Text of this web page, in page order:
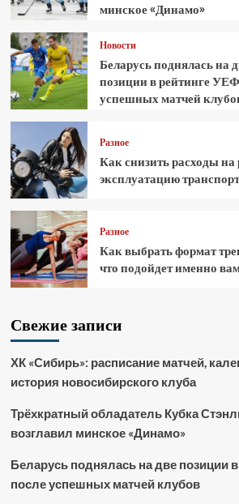
минское «Динамо»
Новости
Беларусь поднялась на
позиции в рейтинге
успешных матчей
Разное
Как снизить расходы на
эксплуатацию
Разное
Как выбрать формат
что подойдет именно
Свежие записи
ХК «Сибирь»: расписание матчей,
история новосибирского клуба
Трёхкратный обладатель Кубка
возглавил минское «Динамо»
Беларусь поднялась на две позиции
после успешных матчей клубов